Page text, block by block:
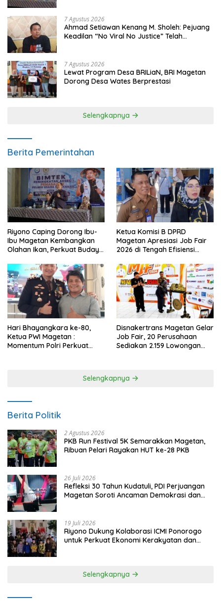
7 Agustus 2026
Ahmad Setiawan Kenang M. Sholeh: Pejuang
Keadilan “No Viral No Justice” Telah
7 Agustus 2026
Lewat Program Desa BRILiaN, BRI Magetan
Dorong Desa Wates Berprestasi
Selengkapnya
Berita Pemerintahan
Riyono Caping Dorong Ibu-
Ibu Magetan Kembangkan
Olahan Ikan, Perkuat Budaya
Ketua Komisi B DPRD
Magetan Apresiasi Job Fair
2026 di Tengah Efisiensi
Hari Bhayangkara ke-80,
Ketua PWI Magetan :
Momentum Polri Perkuat
Disnakertrans Magetan Gelar
Job Fair, 20 Perusahaan
Sediakan 2.159 Lowongan
Selengkapnya
Berita Politik
2 Agustus 2026
PKB Run Festival 5K Semarakkan Magetan,
Ribuan Pelari Rayakan HUT ke-28 PKB
26 Juli 2026
Refleksi 30 Tahun Kudatuli, PDI Perjuangan
Magetan Soroti Ancaman Demokrasi dan
19 Juli 2026
Riyono Dukung Kolaborasi ICMI Ponorogo
untuk Perkuat Ekonomi Kerakyatan dan
Selengkapnya